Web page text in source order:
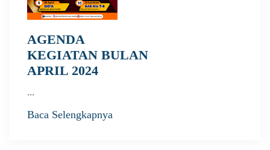
AGENDA
KEGIATAN BULAN
APRIL 2024
...
Baca Selengkapnya